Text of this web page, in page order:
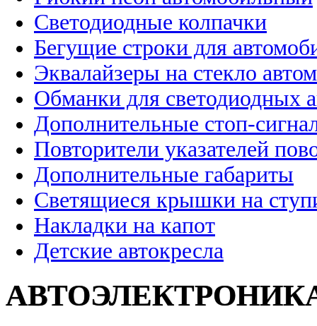
Светодиодные колпачки
Бегущие строки для
Эквалайзеры на стекло
Обманки для светодиодных
Дополнительные стоп-
Повторители указателей
Дополнительные габариты
Светящиеся крышки на
Накладки на капот
Детские автокресла